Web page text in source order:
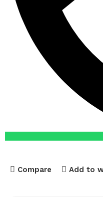
Compare Add to